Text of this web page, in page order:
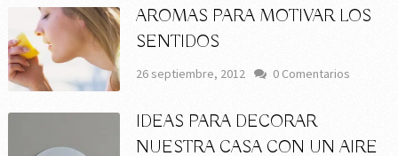
AROMAS PARA MOTIVAR LOS
SENTIDOS
26 septiembre, 2012 0 Comentarios
IDEAS PARA DECORAR
NUESTRA CASA CON UN AIRE